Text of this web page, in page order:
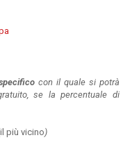
con il quale si potrà
se la percentuale di
più vicino)